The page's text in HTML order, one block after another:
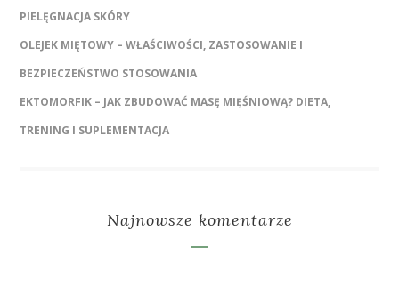
PIELĘGNACJA SKÓRY
OLEJEK MIĘTOWY – WŁAŚCIWOŚCI, ZASTOSOWANIE I
BEZPIECZEŃSTWO STOSOWANIA
EKTOMORFIK – JAK ZBUDOWAĆ MASĘ MIĘŚNIOWĄ? DIETA,
TRENING I SUPLEMENTACJA
Najnowsze komentarze